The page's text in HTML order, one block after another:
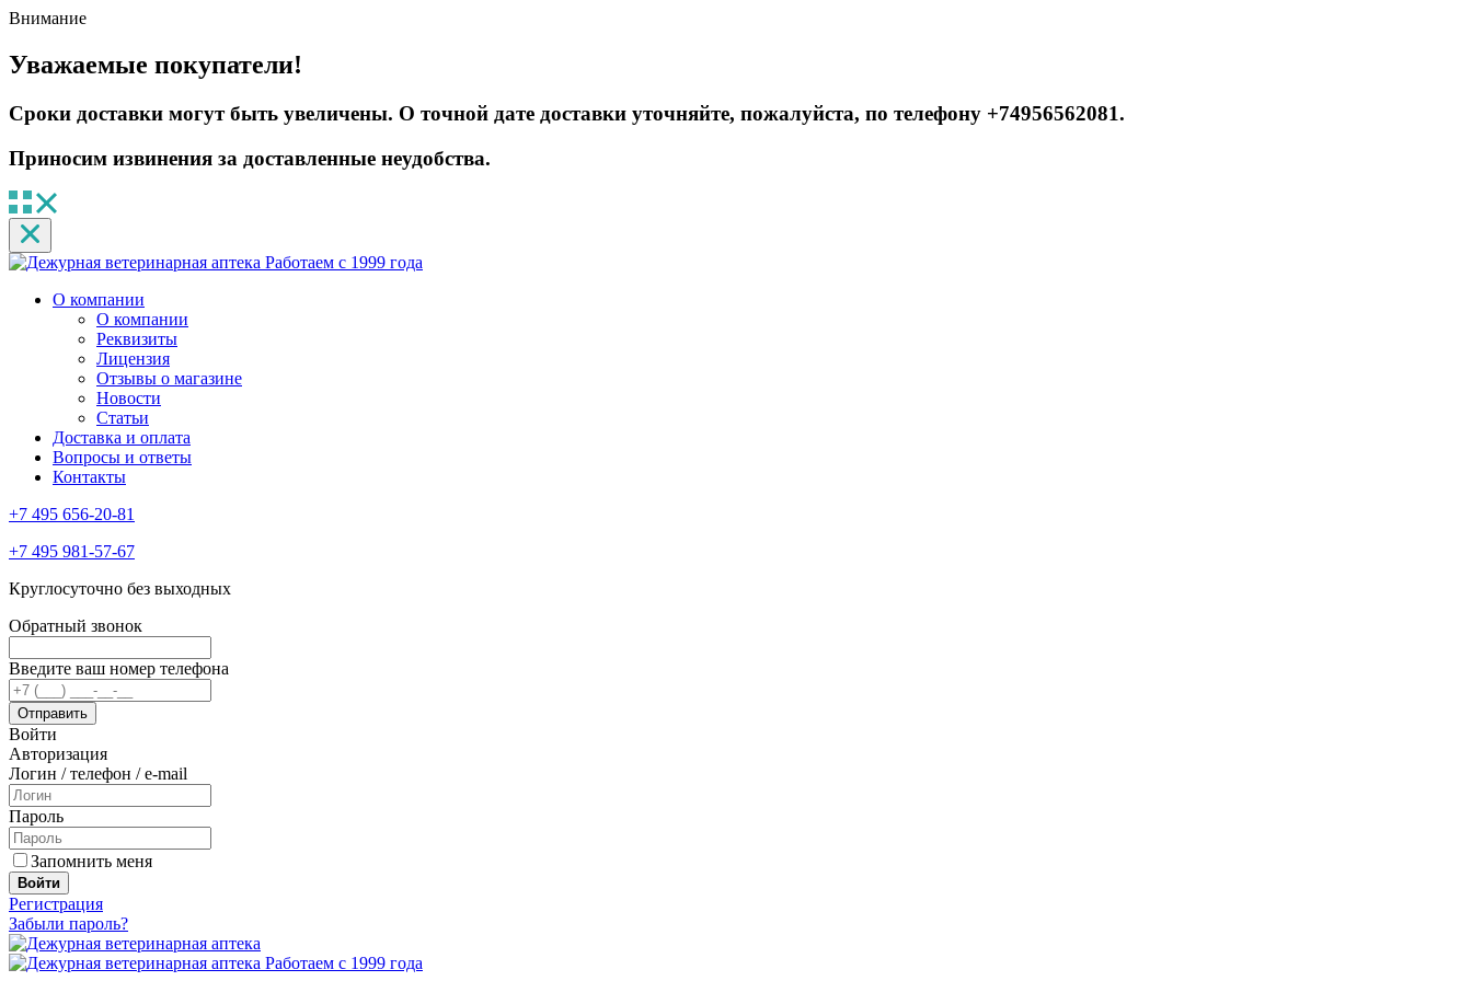
Внимание
Уважаемые покупатели!
Сроки доставки могут быть увеличены. О точной дате доставки уточняйте, пожалуйста, по телефону +74956562081.
Приносим извинения за доставленные неудобства.
Работаем с 1999 года
О компании
О компании
Реквизиты
Лицензия
Отзывы о магазине
Новости
Статьи
Доставка и оплата
Вопросы и ответы
Контакты
+7 495 656-20-81
+7 495 981-57-67
Круглосуточно без выходных
Обратный звонок
Введите ваш номер телефона
Войти
Авторизация
Логин / телефон / e-mail
Пароль
Запомнить меня
Войти
Регистрация
Забыли пароль?
Работаем с 1999 года